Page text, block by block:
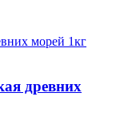
древних